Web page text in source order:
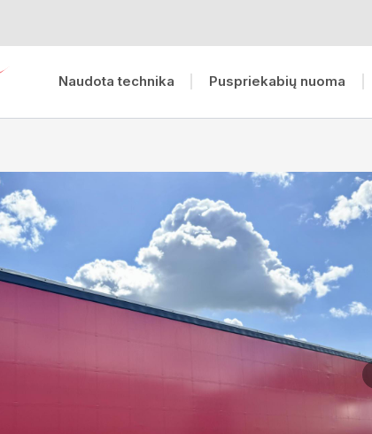
Naudota technika Puspriekabių nuoma